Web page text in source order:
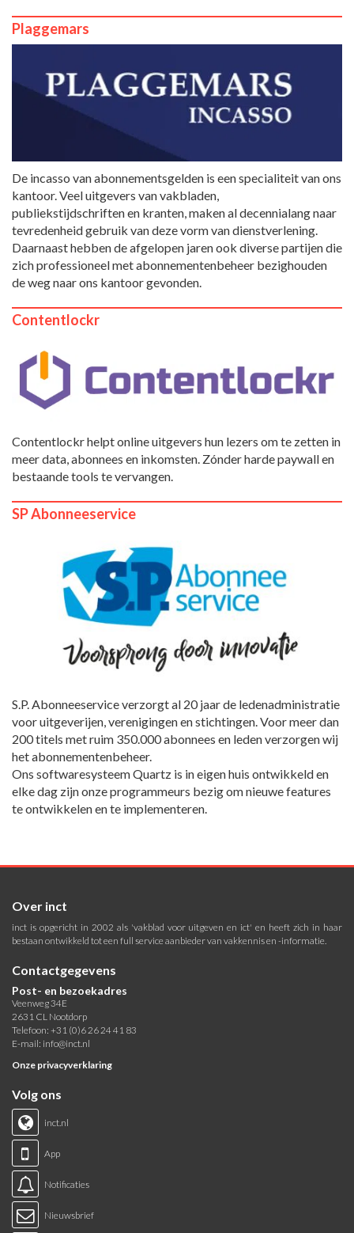
Plaggemars
De incasso van abonnementsgelden is een specialiteit van ons
kantoor. Veel uitgevers van vakbladen,
publiekstijdschriften en kranten, maken al decennialang naar
tevredenheid gebruik van deze vorm van dienstverlening.
Daarnaast hebben de afgelopen jaren ook diverse partijen die
zich professioneel met abonnementenbeheer bezighouden
de weg naar ons kantoor gevonden.
Contentlockr
Contentlockr helpt online uitgevers hun lezers om te zetten in
meer data, abonnees en inkomsten. Zónder harde paywall en
bestaande tools te vervangen.
SP Abonneeservice
S.P. Abonneeservice verzorgt al 20 jaar de ledenadministratie
voor uitgeverijen, verenigingen en stichtingen. Voor meer dan
200 titels met ruim 350.000 abonnees en leden verzorgen wij
het abonnementenbeheer.
Ons softwaresysteem Quartz is in eigen huis ontwikkeld en
elke dag zijn onze programmeurs bezig om nieuwe features
te ontwikkelen en te implementeren.
Over inct
inct is opgericht in 2002 als 'vakblad voor uitgeven en ict' en heeft zich in haar
bestaan ontwikkeld tot een full service aanbieder van vakkennis en -informatie.
Contactgegevens
Post- en bezoekadres
Veenweg 34E
2631 CL Nootdorp
Telefoon: +31 (0)6 26 24 41 83
E-mail: info@inct.nl
Onze privacyverklaring
Volg ons
inct.nl
App
Notificaties
Nieuwsbrief